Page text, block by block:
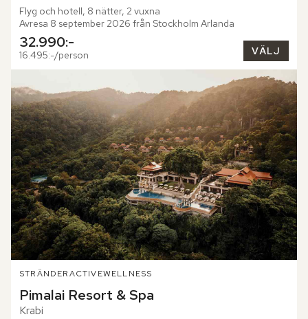
Flyg och hotell, 8 nätter, 2 vuxna
Avresa 8 september 2026 från Stockholm Arlanda
32.990:-
16.495:-/person VÄLJ
STRÄNDERACTIVEWELLNESS
Pimalai Resort & Spa
Krabi